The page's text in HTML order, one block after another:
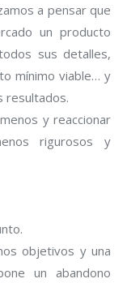
a pensar que
un producto
sus detalles,
mínimo viable… y
resultados.
y reaccionar
rigurosos y
objetivos y una
un abandono